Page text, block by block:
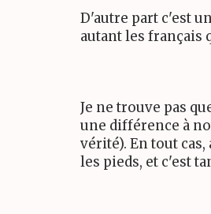
D'autre part c'est
autant les français
Je ne trouve pas
une différence à
vérité). En tout
les pieds, et c'est